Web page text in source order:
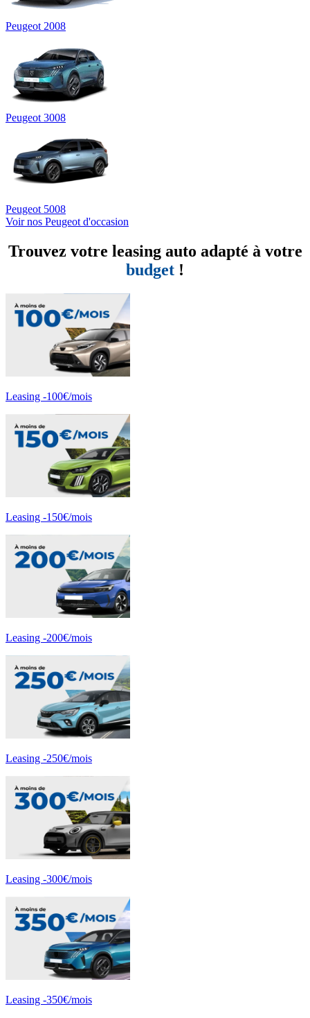
Peugeot 2008
Peugeot 3008
Peugeot 5008
Voir nos Peugeot d'occasion
Trouvez votre leasing auto adapté à votre
budget !
Leasing -100€/mois
Leasing -150€/mois
Leasing -200€/mois
Leasing -250€/mois
Leasing -300€/mois
Leasing -350€/mois